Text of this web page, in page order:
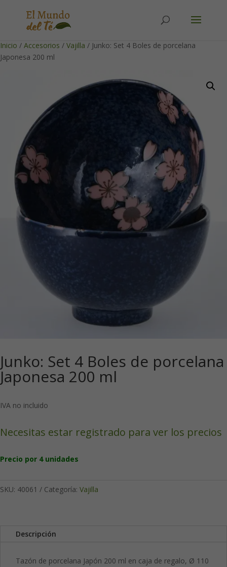
Inicio / Accesorios / Vajilla / Junko: Set 4 Boles de porcelana
Japonesa 200 ml
Junko: Set 4 Boles de porcelana
Japonesa 200 ml
IVA no incluido
Necesitas estar registrado para ver los precios
Precio por 4 unidades
SKU: 40061 Categoría: Vajilla
Descripción
Tazón de porcelana Japón 200 ml en caja de regalo, Ø 110